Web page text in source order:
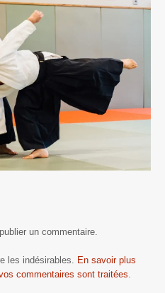
un commentaire.
les indésirables.
En savoir plus
commentaires sont traitées